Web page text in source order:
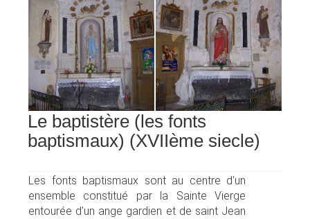
Le baptistère (les fonts
baptismaux) (XVIIème siecle)
Les fonts baptismaux sont au centre d'un
ensemble constitué par la Sainte Vierge
entourée d'un ange gardien et de saint Jean